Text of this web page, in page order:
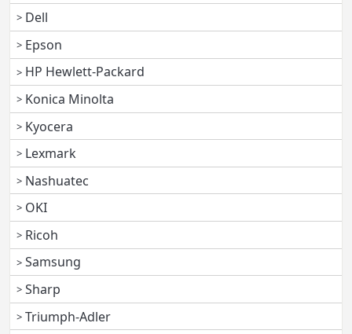
Dell
Epson
HP Hewlett-Packard
Konica Minolta
Kyocera
Lexmark
Nashuatec
OKI
Ricoh
Samsung
Sharp
Triumph-Adler